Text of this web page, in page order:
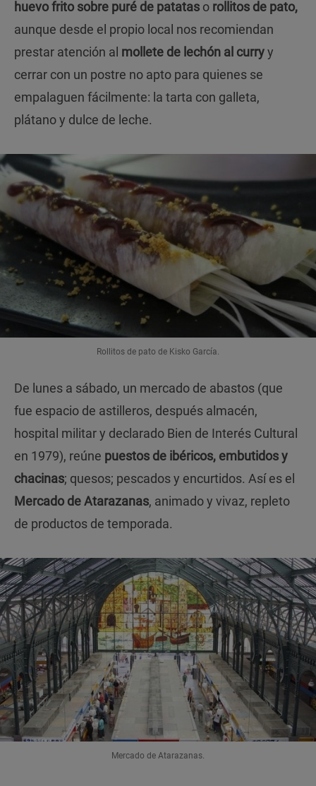
huevo frito sobre puré de patatas o rollitos de pato,
aunque desde el propio local nos recomiendan
prestar atención al mollete de lechón al curryy
cerrar con un postre no apto para quienes se
empalaguen fácilmente: la tarta con galleta,
plátano y dulce de leche.
Rollitos de pato de Kisko García.
De lunes a sábado, un mercado de abastos (que
fue espacio de astilleros, después almacén,
hospital militar y declarado Bien de Interés Cultural
en 1979), reúne puestos de ibéricos, embutidos y
chacinas; quesos; pescados y encurtidos. Así es el
Mercado de Atarazanas, animado y vivaz, repleto
de productos de temporada.
Mercado de Atarazanas.